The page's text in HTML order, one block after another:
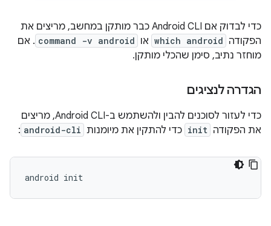
כדי לבדוק אם Android CLI כבר מותקן במחשב, מריצים את
הפקודה which android או command -v android . אם
מוחזר נתיב, סימן שהכלי מותקן.
הגדרה לנציגים
כדי לעזור לסוכנים להבין ולהשתמש ב-Android CLI, מריצים
את הפקודה init כדי להתקין את מיומנות android-cli
:
android